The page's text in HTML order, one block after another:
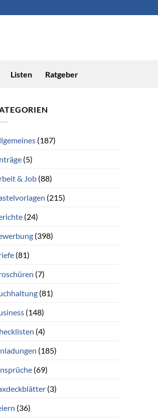
Listen Ratgeber
(187)
(5)
& Job(88)
(215)
(24)
(398)
(81)
(7)
(81)
(148)
(4)
(185)
(69)
(3)
(36)